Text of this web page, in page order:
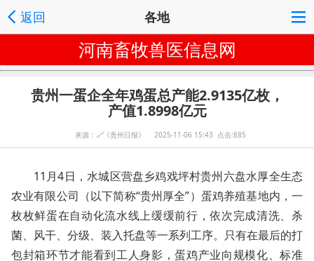
返回 各地
河南畜牧兽医信息网
贵州一蛋企全年鸡蛋总产能2.9135亿枚，
产值1.8998亿元
来源： 🔗《贵州日报》 2025-11-06 15:43 点击:885
11月4日，水城区营盘乡鸡戏坪村贵州六盘水厚全生态
农业有限公司（以下简称“贵州厚全”）蛋鸡养殖基地内，一
枚枚鲜蛋在自动化流水线上缓缓前行，依次完成清洗、杀
菌、风干、分级、装入托盘等一系列工序。只有在最后的打
包封箱环节才能看到工人身影，蛋鸡产业向规模化、标准